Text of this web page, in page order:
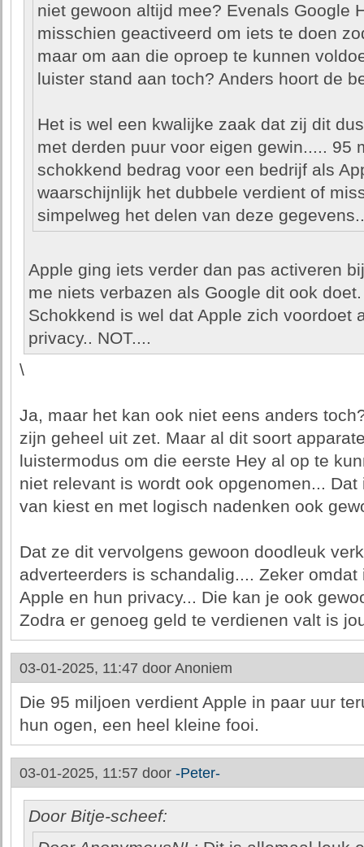
niet gewoon altijd mee? Evenals Google
misschien geactiveerd om iets te doen
maar om aan die oproep te kunnen
luister stand aan toch? Anders hoort de
Het is wel een kwalijke zaak dat zij dit
met derden puur voor eigen gewin..... 95
schokkend bedrag voor een bedrijf als
waarschijnlijk het dubbele verdient of
simpelweg het delen van deze
Apple ging iets verder dan pas activeren
me niets verbazen als Google dit ook doet.
Schokkend is wel dat Apple zich voordoet
privacy.. NOT....
\
Ja, maar het kan ook niet eens anders
zijn geheel uit zet. Maar al dit soort
luistermodus om die eerste Hey al op te
niet relevant is wordt ook opgenomen...
van kiest en met logisch nadenken ook
Dat ze dit vervolgens gewoon doodleuk
adverteerders is schandalig.... Zeker
Apple en hun privacy... Die kan je ook
Zodra er genoeg geld te verdienen valt is
03-01-2025, 11:47 door Anoniem
Die 95 miljoen verdient Apple in paar uur
hun ogen, een heel kleine fooi.
03-01-2025, 11:57 door -Peter-
Door Bitje-scheef: